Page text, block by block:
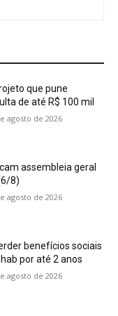
que pune
de até R$ 100 mil
agosto de 2026
assembleia geral
8)
agosto de 2026
benefícios sociais
por até 2 anos
agosto de 2026